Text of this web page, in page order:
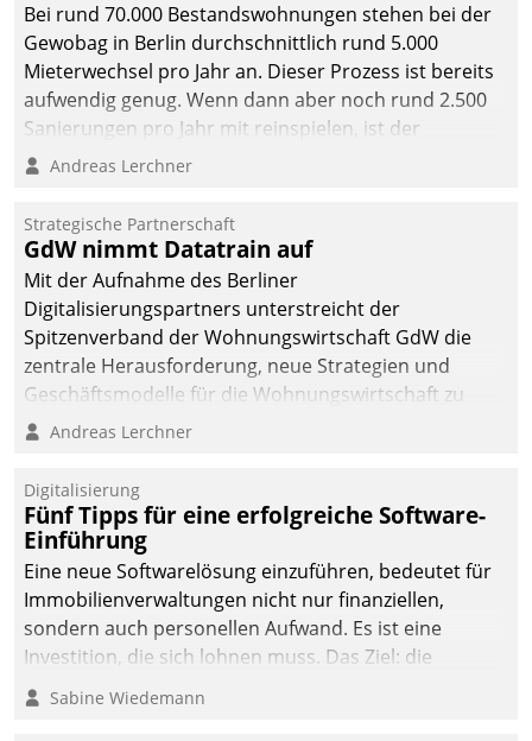
Bei rund 70.000 Bestandswohnungen stehen bei der
Gewobag in Berlin durchschnittlich rund 5.000
Mieterwechsel pro Jahr an. Dieser Prozess ist bereits
aufwendig genug. Wenn dann aber noch rund 2.500
Sanierungen pro Jahr mit reinspielen, ist der
Betreuungs- und Organisationsaufwand immens. Im
kommunale Wohnungsbauunternehmen daher
gemeinsam mit der Berliner Datatrain GmbH den
Teilprozess der Objektsanierung digitalisiert.
Andreas Lerchner
Strategische Partnerschaft
GdW nimmt Datatrain auf
Mit der Aufnahme des Berliner
Digitalisierungspartners unterstreicht der
Spitzenverband der Wohnungswirtschaft GdW die
zentrale Herausforderung, neue Strategien und
Geschäftsmodelle für die Wohnungswirtschaft zu
entwickeln.
Andreas Lerchner
Digitalisierung
Fünf Tipps für eine erfolgreiche Software-
Einführung
Eine neue Softwarelösung einzuführen, bedeutet für
Immobilienverwaltungen nicht nur finanziellen,
sondern auch personellen Aufwand. Es ist eine
Investition, die sich lohnen muss. Das Ziel: die
nachhaltige Optimierung der Geschäftsabläufe. Damit
dieses Ziel erreicht wird, sollten einige Grundregeln
Sabine Wiedemann